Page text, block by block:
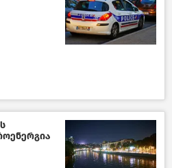
საფრანგეთი